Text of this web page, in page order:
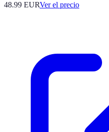
48.99 EURVer el precio